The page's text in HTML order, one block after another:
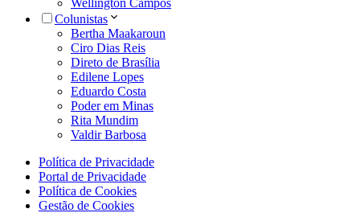
Colunistas
Bertha Maakaroun
Ciro Dias Reis
Direto de Brasília
Edilene Lopes
Eduardo Costa
Poder em Minas
Rita Mundim
Valdir Barbosa
Política de Privacidade
Portal de Privacidade
Política de Cookies
Gestão de Cookies